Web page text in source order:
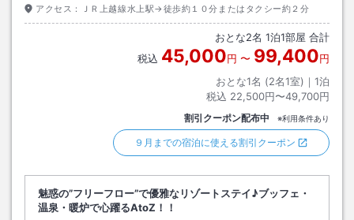
アクセス： ＪＲ上越線水上駅→徒歩約１０分またはタクシー約２分
おとな2名 1泊1部屋 合計
税込 45,000円 〜 99,400円
おとな1名 (2名1室)｜ 1泊
税込 22,500円〜49,700円
割引クーポン配布中 ※利用条件あり
９月までの宿泊に使える割引クーポン
魅惑の”フリーフロー”で優雅なリゾートステイ♪ブッフェ・
温泉・暖炉で心躍るAtoZ！！